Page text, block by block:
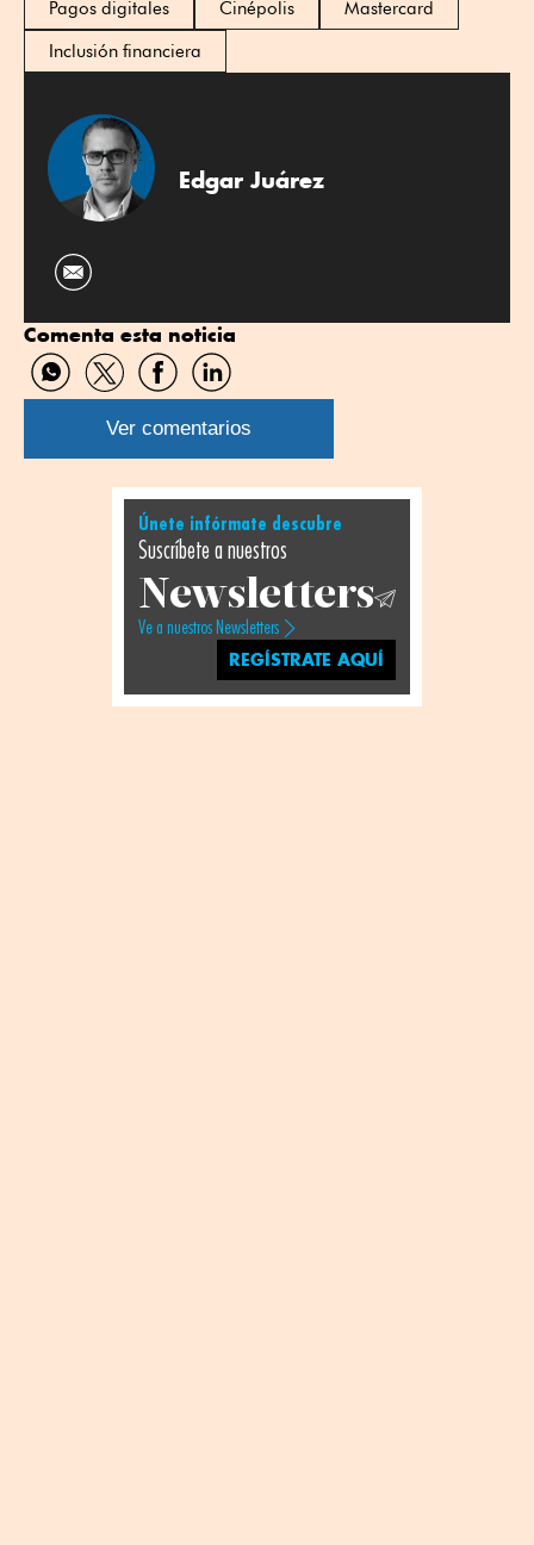
Pagos digitales Cinépolis
Mastercard
Inclusión financiera
Edgar Juárez
Comenta esta noticia
Compartir
por
WhatsApp
Compartir
por
Twitter
Compartir
por
Facebook
Compartir
por
Linkedin
Ver comentarios
Únete infórmate descubre
Suscríbete a nuestros
Newsletters
Ve a nuestros Newsletters
REGÍSTRATE AQUÍ